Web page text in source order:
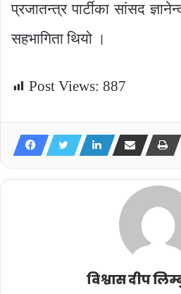
प्रजातन्त्र पार्टीका सांसद
सहभागिता थियो ।
Post Views: 887
विश्वास दीप